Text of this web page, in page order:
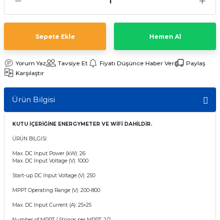
Güneş Panelleri
Güneş Panelleri
Half-Cut Multi Busbar Güneş
Half-Cut Multi Busbar Güneş
TommaTech Bataryalar
Sepete Ekle Hemen Al
Yorum Yaz Tavsiye Et Fiyatı Düşünce Haber Ver
Paylaş
Karşılaştır
Ürün Bilgisi
KUTU İÇERİĞİNE ENERGYMETER VE WİFİ DAHİLDİR.
ÜRÜN BİLGİSİ
Max. DC Input Power (kW): 26
Max. DC Input Voltage (V): 1000
Start-up DC Input Voltage (V): 250
MPPT Operating Range (V): 200-800
Max. DC Input Current (A): 25+25